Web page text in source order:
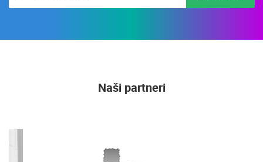
Naši partneri